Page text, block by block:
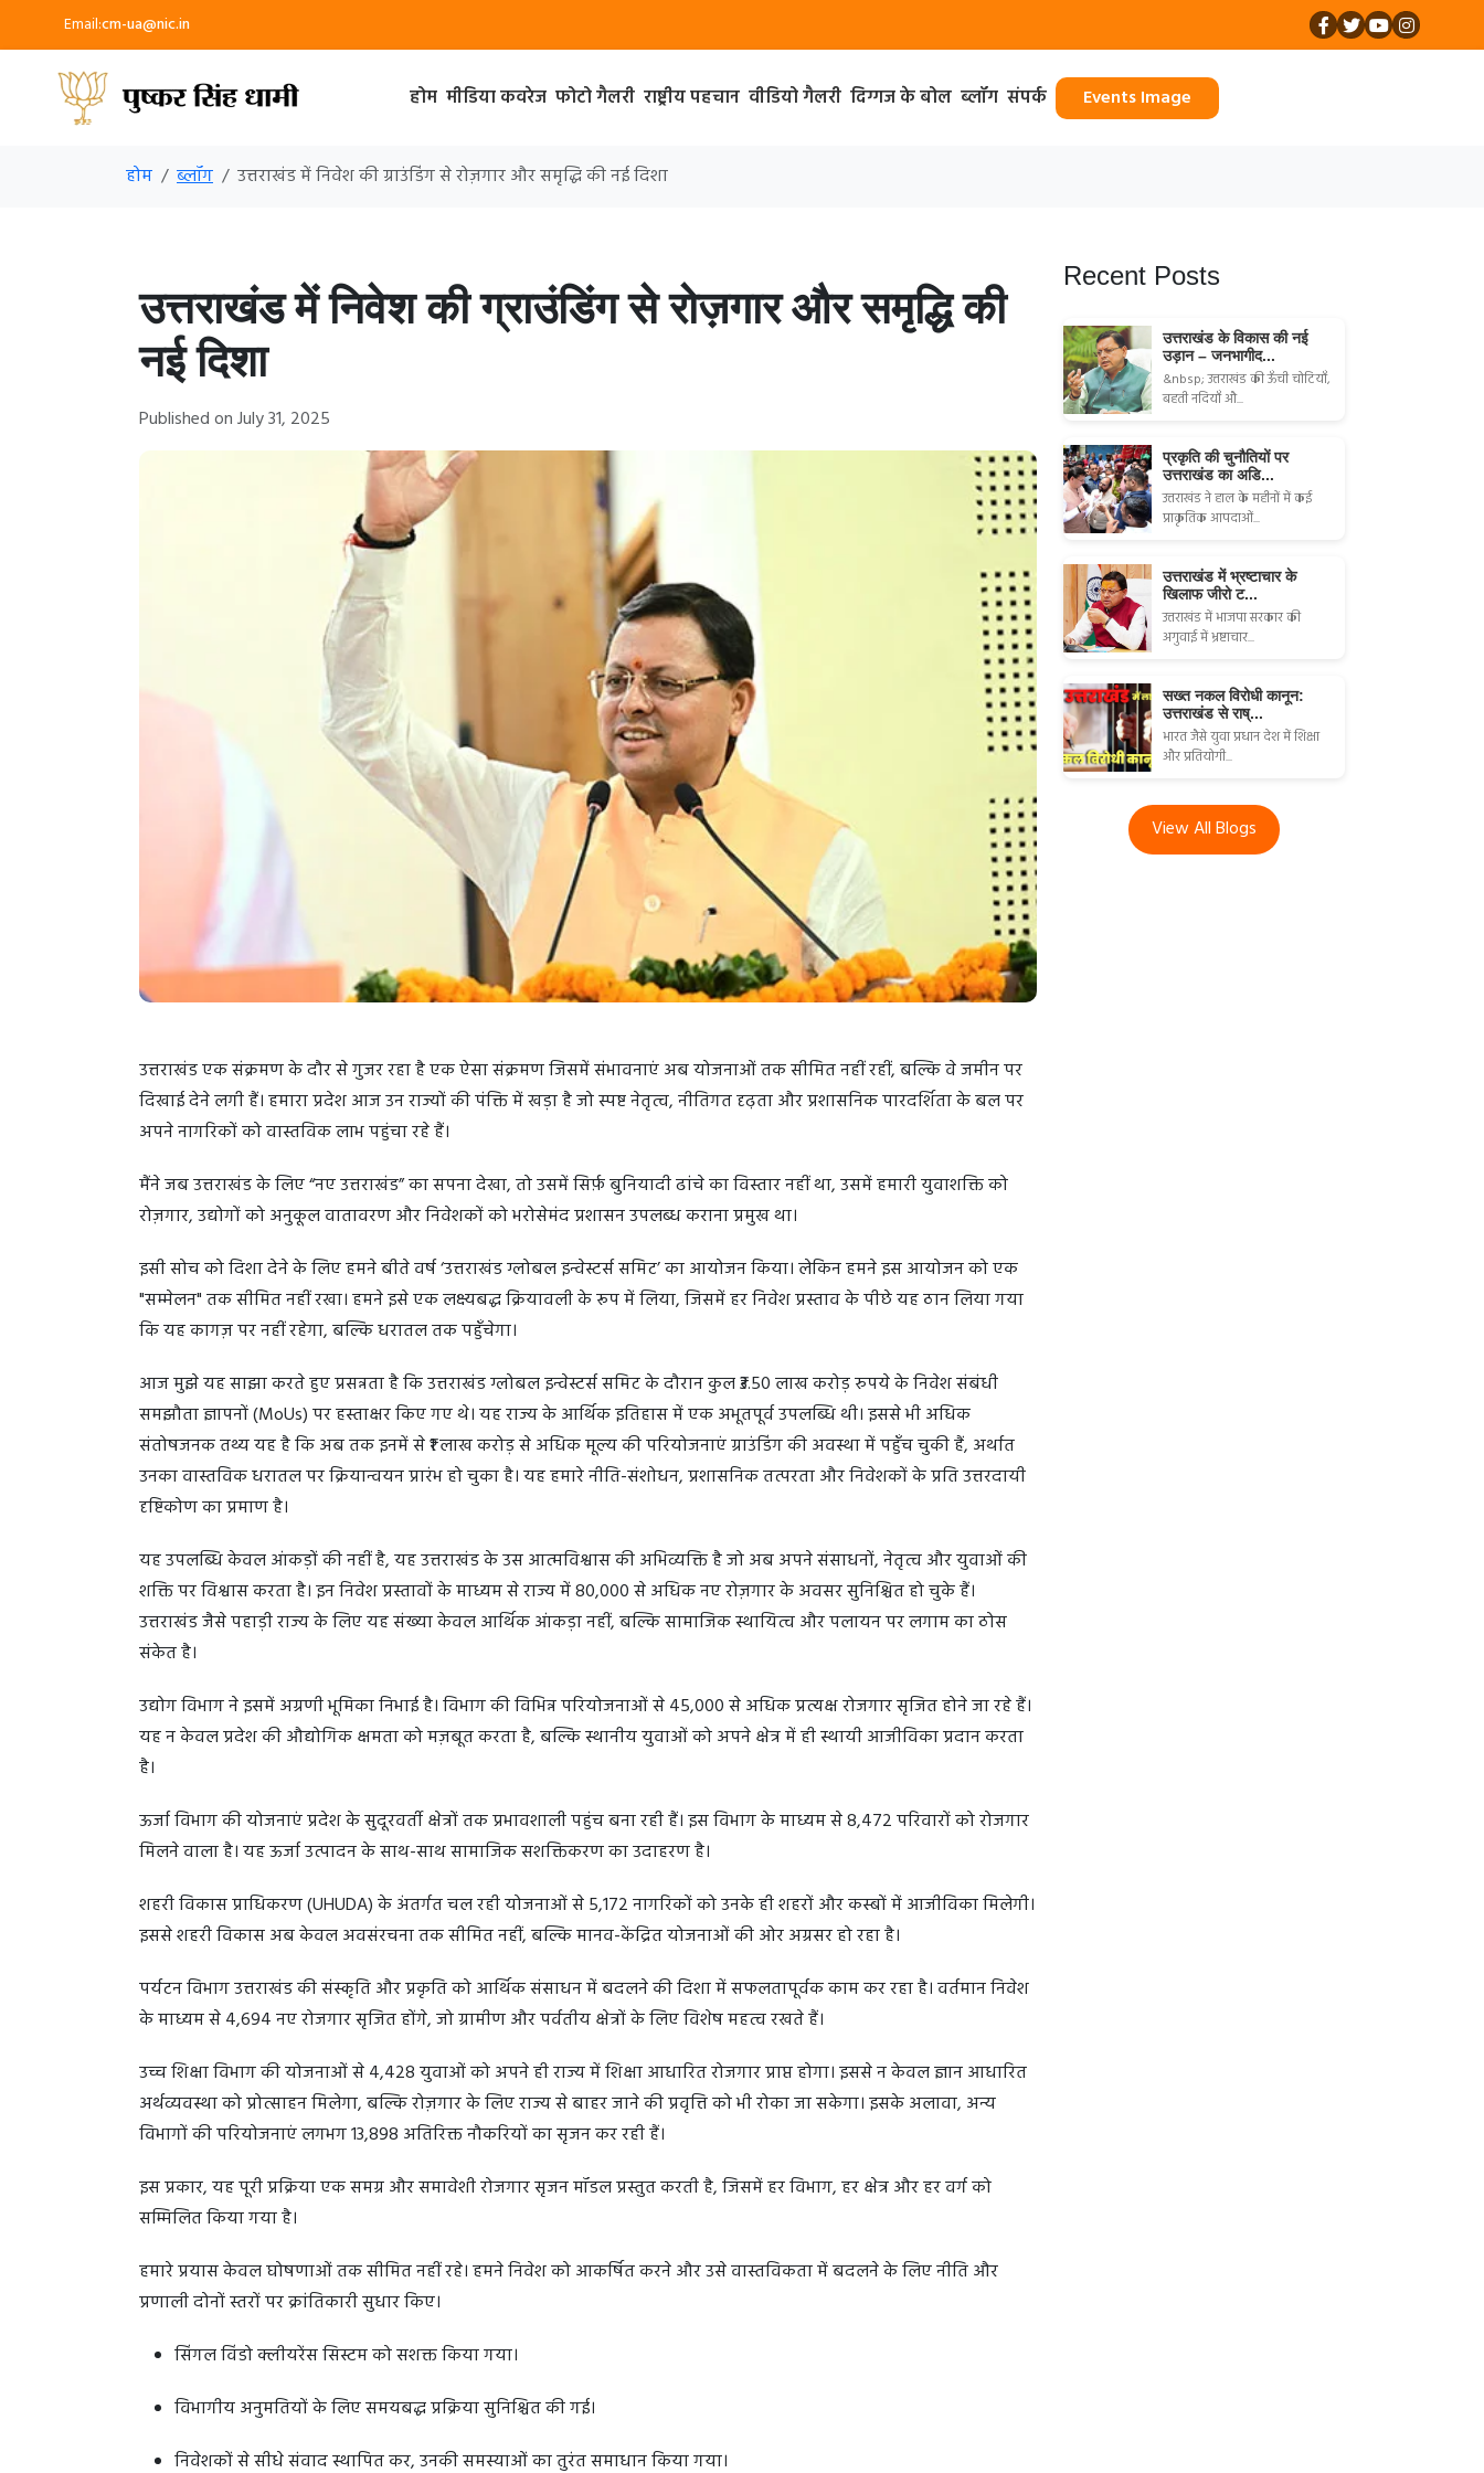
Email:cm-ua@nic.in
होम मीडिया कवरेज फोटो गैलरी राष्ट्रीय पहचान वीडियो गैलरी दिग्गज के बोल ब्लॉग संपर्क Events Image
होम ब्लॉग उत्तराखंड में निवेश की ग्राउंडिंग से रोज़गार और समृद्धि की नई दिशा
उत्तराखंड में निवेश की ग्राउंडिंग से रोज़गार और समृद्धि की
नई दिशा
Published on July 31, 2025
उत्तराखंड एक संक्रमण के दौर से गुजर रहा है एक ऐसा संक्रमण जिसमें संभावनाएं अब योजनाओं तक सीमित नहीं रहीं, बल्कि वे जमीन पर
दिखाई देने लगी हैं। हमारा प्रदेश आज उन राज्यों की पंक्ति में खड़ा है जो स्पष्ट नेतृत्व, नीतिगत दृढ़ता और प्रशासनिक पारदर्शिता के बल पर
अपने नागरिकों को वास्तविक लाभ पहुंचा रहे हैं।
मैंने जब उत्तराखंड के लिए “नए उत्तराखंड” का सपना देखा, तो उसमें सिर्फ़ बुनियादी ढांचे का विस्तार नहीं था, उसमें हमारी युवाशक्ति को
रोज़गार, उद्योगों को अनुकूल वातावरण और निवेशकों को भरोसेमंद प्रशासन उपलब्ध कराना प्रमुख था।
इसी सोच को दिशा देने के लिए हमने बीते वर्ष ‘उत्तराखंड ग्लोबल इन्वेस्टर्स समिट’ का आयोजन किया। लेकिन हमने इस आयोजन को एक
"सम्मेलन" तक सीमित नहीं रखा। हमने इसे एक लक्ष्यबद्ध क्रियावली के रूप में लिया, जिसमें हर निवेश प्रस्ताव के पीछे यह ठान लिया गया
कि यह कागज़ पर नहीं रहेगा, बल्कि धरातल तक पहुँचेगा।
आज मुझे यह साझा करते हुए प्रसन्नता है कि उत्तराखंड ग्लोबल इन्वेस्टर्स समिट के दौरान कुल ₹3.50 लाख करोड़ रुपये के निवेश संबंधी
समझौता ज्ञापनों (MoUs) पर हस्ताक्षर किए गए थे। यह राज्य के आर्थिक इतिहास में एक अभूतपूर्व उपलब्धि थी। इससे भी अधिक
संतोषजनक तथ्य यह है कि अब तक इनमें से ₹1 लाख करोड़ से अधिक मूल्य की परियोजनाएं ग्राउंडिंग की अवस्था में पहुँच चुकी हैं, अर्थात
उनका वास्तविक धरातल पर क्रियान्वयन प्रारंभ हो चुका है। यह हमारे नीति-संशोधन, प्रशासनिक तत्परता और निवेशकों के प्रति उत्तरदायी
दृष्टिकोण का प्रमाण है।
यह उपलब्धि केवल आंकड़ों की नहीं है, यह उत्तराखंड के उस आत्मविश्वास की अभिव्यक्ति है जो अब अपने संसाधनों, नेतृत्व और युवाओं की
शक्ति पर विश्वास करता है। इन निवेश प्रस्तावों के माध्यम से राज्य में 80,000 से अधिक नए रोज़गार के अवसर सुनिश्चित हो चुके हैं।
उत्तराखंड जैसे पहाड़ी राज्य के लिए यह संख्या केवल आर्थिक आंकड़ा नहीं, बल्कि सामाजिक स्थायित्व और पलायन पर लगाम का ठोस
संकेत है।
उद्योग विभाग ने इसमें अग्रणी भूमिका निभाई है। विभाग की विभिन्न परियोजनाओं से 45,000 से अधिक प्रत्यक्ष रोजगार सृजित होने जा रहे हैं।
यह न केवल प्रदेश की औद्योगिक क्षमता को मज़बूत करता है, बल्कि स्थानीय युवाओं को अपने क्षेत्र में ही स्थायी आजीविका प्रदान करता
है।
ऊर्जा विभाग की योजनाएं प्रदेश के सुदूरवर्ती क्षेत्रों तक प्रभावशाली पहुंच बना रही हैं। इस विभाग के माध्यम से 8,472 परिवारों को रोजगार
मिलने वाला है। यह ऊर्जा उत्पादन के साथ-साथ सामाजिक सशक्तिकरण का उदाहरण है।
शहरी विकास प्राधिकरण (UHUDA) के अंतर्गत चल रही योजनाओं से 5,172 नागरिकों को उनके ही शहरों और कस्बों में आजीविका मिलेगी।
इससे शहरी विकास अब केवल अवसंरचना तक सीमित नहीं, बल्कि मानव-केंद्रित योजनाओं की ओर अग्रसर हो रहा है।
पर्यटन विभाग उत्तराखंड की संस्कृति और प्रकृति को आर्थिक संसाधन में बदलने की दिशा में सफलतापूर्वक काम कर रहा है। वर्तमान निवेश
के माध्यम से 4,694 नए रोजगार सृजित होंगे, जो ग्रामीण और पर्वतीय क्षेत्रों के लिए विशेष महत्व रखते हैं।
उच्च शिक्षा विभाग की योजनाओं से 4,428 युवाओं को अपने ही राज्य में शिक्षा आधारित रोजगार प्राप्त होगा। इससे न केवल ज्ञान आधारित
अर्थव्यवस्था को प्रोत्साहन मिलेगा, बल्कि रोज़गार के लिए राज्य से बाहर जाने की प्रवृत्ति को भी रोका जा सकेगा। इसके अलावा, अन्य
विभागों की परियोजनाएं लगभग 13,898 अतिरिक्त नौकरियों का सृजन कर रही हैं।
इस प्रकार, यह पूरी प्रक्रिया एक समग्र और समावेशी रोजगार सृजन मॉडल प्रस्तुत करती है, जिसमें हर विभाग, हर क्षेत्र और हर वर्ग को
सम्मिलित किया गया है।
हमारे प्रयास केवल घोषणाओं तक सीमित नहीं रहे। हमने निवेश को आकर्षित करने और उसे वास्तविकता में बदलने के लिए नीति और
प्रणाली दोनों स्तरों पर क्रांतिकारी सुधार किए।
सिंगल विंडो क्लीयरेंस सिस्टम को सशक्त किया गया।
विभागीय अनुमतियों के लिए समयबद्ध प्रक्रिया सुनिश्चित की गई।
निवेशकों से सीधे संवाद स्थापित कर, उनकी समस्याओं का तुरंत समाधान किया गया।
Recent Posts
उत्तराखंड के विकास की नई
उड़ान – जनभागीद...
&nbsp; उत्तराखंड की ऊँची चोटियाँ,
बहती नदियाँ औ...
प्रकृति की चुनौतियों पर
उत्तराखंड का अडि...
उत्तराखंड ने हाल के महीनों में कई
प्राकृतिक आपदाओं...
उत्तराखंड में भ्रष्टाचार के
खिलाफ जीरो ट...
उत्तराखंड में भाजपा सरकार की
अगुवाई में भ्रष्टाचार...
सख्त नकल विरोधी कानून:
उत्तराखंड से राष्...
भारत जैसे युवा प्रधान देश में शिक्षा
और प्रतियोगी...
View All Blogs